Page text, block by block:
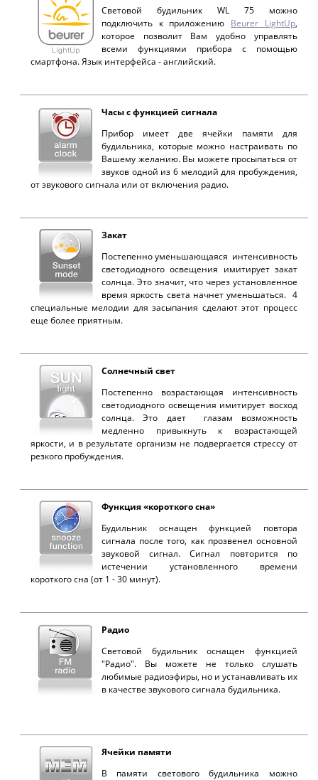
Световой будильник WL 75 можно
подключить к приложению Beurer LightUp,
которое позволит Вам удобно управлять
всеми функциями прибора с помощью
смартфона. Язык интерфейса - английский.
Часы с функцией сигнала
Прибор имеет две ячейки памяти для
будильника, которые можно настраивать по
Вашему желанию. Вы можете просыпаться от
звуков одной из 6 мелодий для пробуждения,
от звукового сигнала или от включения радио.
Закат
Постепенно уменьшающаяся интенсивность
светодиодного освещения имитирует закат
солнца. Это значит, что через установленное
время яркость света начнет уменьшаться. 4
специальные мелодии для засыпания сделают этот процесс
еще более приятным.
Солнечный свет
Постепенно возрастающая интенсивность
светодиодного освещения имитирует восход
солнца. Это дает глазам возможность
медленно привыкнуть к возрастающей
яркости, и в результате организм не подвергается стрессу от
резкого пробуждения.
Функция «короткого сна»
Будильник оснащен функцией повтора
сигнала после того, как прозвенел основной
звуковой сигнал. Сигнал повторится по
истечении установленного времени
короткого сна (от 1 - 30 минут).
Радио
Световой будильник оснащен функцией
"Радио". Вы можете не только слушать
любимые радиоэфиры, но и устанавливать их
в качестве звукового сигнала будильника.
Ячейки памяти
В памяти светового будильника можно